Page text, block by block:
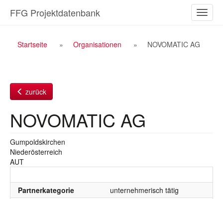
Inhalt
ein-/
FFG Projektdatenbank
Breadcrumb
Startseite Organisationen NOVOMATIC AG
zurück
NOVOMATIC AG
Gumpoldskirchen
Niederösterreich
AUT
Partnerkategorie unternehmerisch tätig